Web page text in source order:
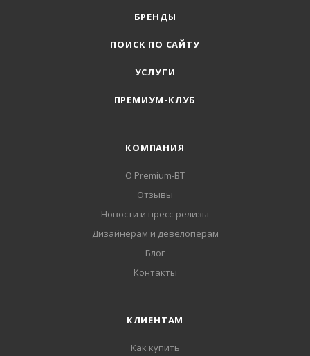
БРЕНДЫ
ПОИСК ПО САЙТУ
УСЛУГИ
ПРЕМИУМ-КЛУБ
КОМПАНИЯ
О Premium-BT
Отзывы
Новости и пресс-релизы
Дизайнерам и девелоперам
Блог
Контакты
КЛИЕНТАМ
Как купить